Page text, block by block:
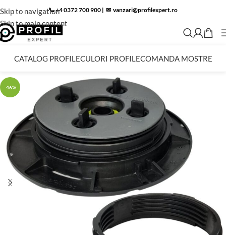
Skip to navigation
Skip to main content
📞 +4 0372 700 900 | ✉︎ vanzari@profilexpert.ro
CATALOG PROFILECULORI PROFILECOMANDA MOSTRE
-46%